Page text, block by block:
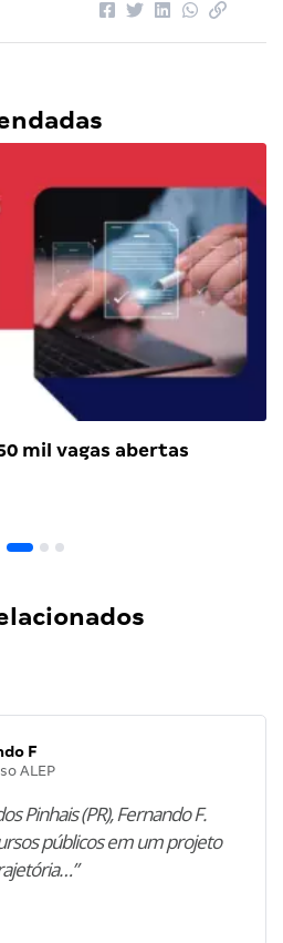
mil vagas abertas
F
ALEP
Pinhais (PR), Fernando F.
públicos em um projeto